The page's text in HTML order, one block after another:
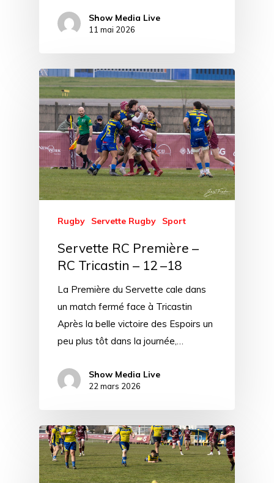
Show Media Live
11 mai 2026
Rugby Servette Rugby Sport
Servette RC Première –
RC Tricastin – 12 –18
La Première du Servette cale dans
un match fermé face à Tricastin
Après la belle victoire des Espoirs un
peu plus tôt dans la journée,…
Show Media Live
22 mars 2026